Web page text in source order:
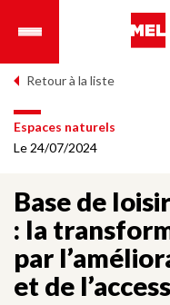
principal
mobile
Retour à la liste
Espaces naturels
Le 24/07/2024
Base de
: la
par
et de
Panneau de gestion des